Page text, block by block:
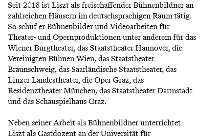
n
ü
Seit 2016 ist Liszt als freischaffender Bühnenbildner an
zahlreichen Häusern im deutschsprachigen Raum tätig.
So schuf er Bühnenbilder und Videoarbeiten für
Theater- und Opernproduktionen unter anderem für das
Wiener Burgtheater, das Staatstheater Hannover, die
Vereinigten Bühnen Wien, das Staatstheater
Braunschweig, das Saarländische Staatstheater, das
Linzer Landestheater, die Oper Graz, das
Residenztheater München, das Staatstheater Darmstadt
und das Schauspielhaus Graz.
Neben seiner Arbeit als Bühnenbildner unterrichtet
Liszt als Gastdozent an der Universität für